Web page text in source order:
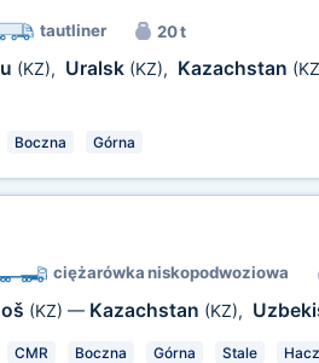
tautliner 20 t
(KZ), Uralsk (KZ), Kazachstan
Boczna Górna
ciężarówka niskopodwoziowa
(KZ) — Kazachstan (KZ),
CMR Boczna Górna Stale